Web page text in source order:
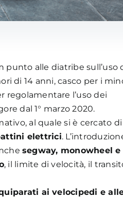
punto alle diatribe sull’uso
di 14 anni, casco per i
regolamentare l’uso dei
dal 1° marzo 2020.
al quale si è cercato
elettrici.
segway, monowheel e
, il limite di velocità, il
ai velocipedi e